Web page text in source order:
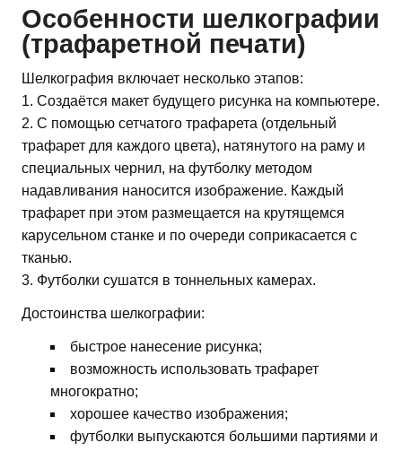
Особенности шелкографии
(трафаретной печати)
Шелкография включает несколько этапов:
1. Создаётся макет будущего рисунка на компьютере.
2. С помощью сетчатого трафарета (отдельный
трафарет для каждого цвета), натянутого на раму и
специальных чернил, на футболку методом
надавливания наносится изображение. Каждый
трафарет при этом размещается на крутящемся
карусельном станке и по очереди соприкасается с
тканью.
3. Футболки сушатся в тоннельных камерах.
Достоинства шелкографии:
быстрое нанесение рисунка;
возможность использовать трафарет
многократно;
хорошее качество изображения;
футболки выпускаются большими партиями и